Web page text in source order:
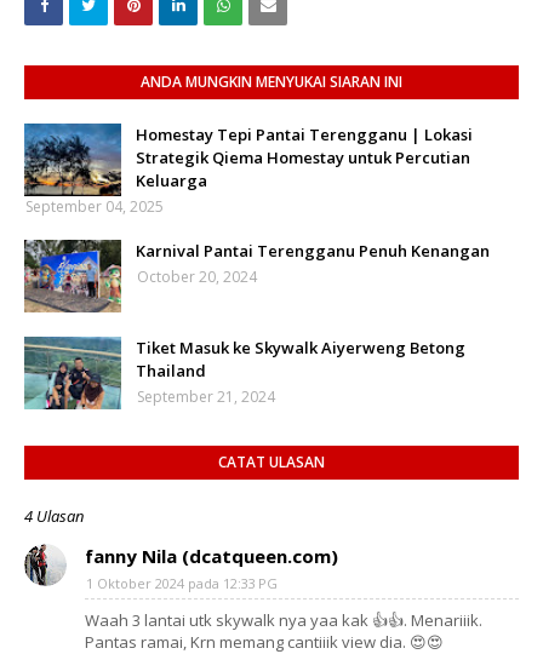
ANDA MUNGKIN MENYUKAI SIARAN INI
Homestay Tepi Pantai Terengganu | Lokasi
Strategik Qiema Homestay untuk Percutian
Keluarga
September 04, 2025
Karnival Pantai Terengganu Penuh Kenangan
October 20, 2024
Tiket Masuk ke Skywalk Aiyerweng Betong
Thailand
September 21, 2024
CATAT ULASAN
4 Ulasan
fanny Nila (dcatqueen.com)
1 Oktober 2024 pada 12:33 PG
Waah 3 lantai utk skywalk nya yaa kak 👍👍. Menariiik.
Pantas ramai, Krn memang cantiiik view dia. 😍😍